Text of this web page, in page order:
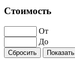
Стоимость
От
До